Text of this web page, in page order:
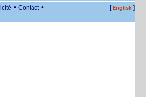
• Contact • [English ]